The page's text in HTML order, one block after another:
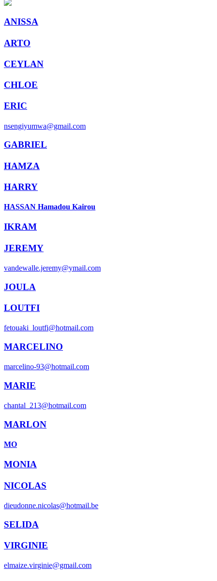
ANISSA
ARTO
CEYLAN
CHLOE
ERIC
nsengiyumwa@gmail.com
GABRIEL
HAMZA
HARRY
HASSAN Hamadou Kairou
IKRAM
JEREMY
vandewalle.jeremy@ymail.com
JOULA
LOUTFI
fetouaki_loutfi@hotmail.com
MARCELINO
marcelino-93@hotmail.com
MARIE
chantal_213@hotmail.com
MARLON
MO
MONIA
NICOLAS
dieudonne.nicolas@hotmail.be
SELIDA
VIRGINIE
elmaize.virginie@gmail.com